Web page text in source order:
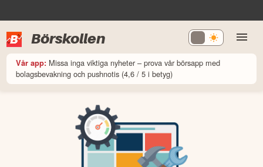
Börskollen
Vår app: Missa inga viktiga nyheter – prova vår börsapp med
bolagsbevakning och pushnotis (4,6 / 5 i betyg)